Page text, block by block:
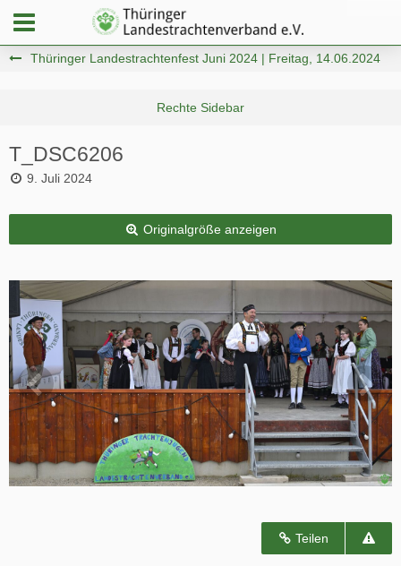
Thüringer Landestrachtenfest Juni 2024 | Freitag, 14.06.2024
T_DSC6206
9. Juli 2024
Originalgröße anzeigen
Teilen